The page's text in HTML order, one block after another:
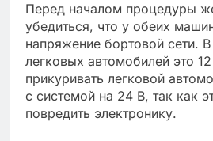
Перед началом процедуры
убедиться, что у обеих
напряжение бортовой сети.
легковых автомобилей это
прикуривать легковой
с системой на 24 В, так как
повредить электронику.